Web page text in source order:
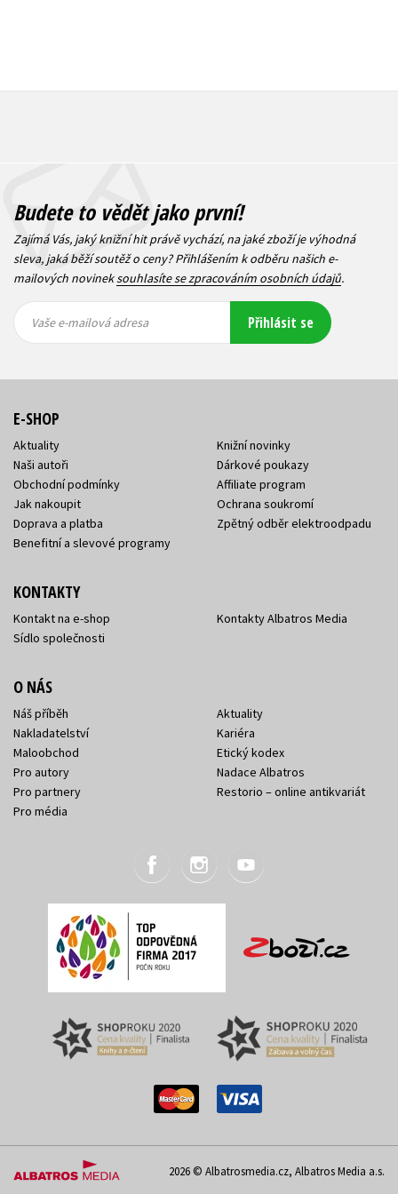
Budete to vědět jako první!
Zajímá Vás, jaký knižní hit právě vychází, na jaké zboží je výhodná
sleva, jaká běží soutěž o ceny? Přihlášením k odběru našich e-
mailových novineksouhlasíte se zpracováním osobních údajů.
mailová
mailová
Vaše e-mailová adresa Přihlásit se
E-SHOP
Aktuality
Naši autoři
Obchodní podmínky
Jak nakoupit
Doprava a platba
Benefitní a slevové programy
Knižní novinky
Dárkové poukazy
Affiliate program
Ochrana soukromí
Zpětný odběr elektroodpadu
KONTAKTY
Kontakt na e-shop
Sídlo společnosti
Kontakty Albatros Media
O NÁS
Náš příběh
Nakladatelství
Maloobchod
Pro autory
Pro partnery
Pro média
Aktuality
Kariéra
Etický kodex
Nadace Albatros
Restorio – online antikvariát
2026 © Albatrosmedia.cz, Albatros Media a.s.